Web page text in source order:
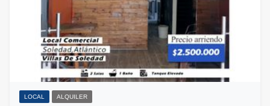
LOCAL ALQUILER